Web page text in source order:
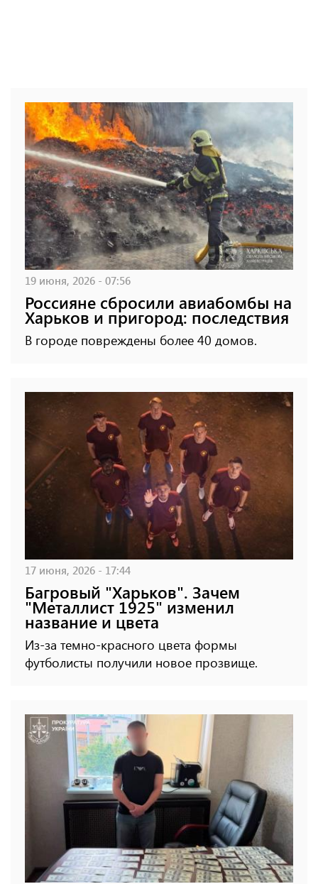
19 июня, 2026 - 07:56
Россияне сбросили авиабомбы на
Харьков и пригород: последствия
В городе повреждены более 40 домов.
17 июня, 2026 - 17:44
Багровый "Харьков". Зачем
"Металлист 1925" изменил
название и цвета
Из-за темно-красного цвета формы
футболисты получили новое прозвище.